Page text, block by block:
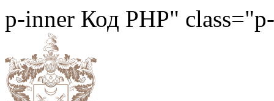
p-inner Код PHP"